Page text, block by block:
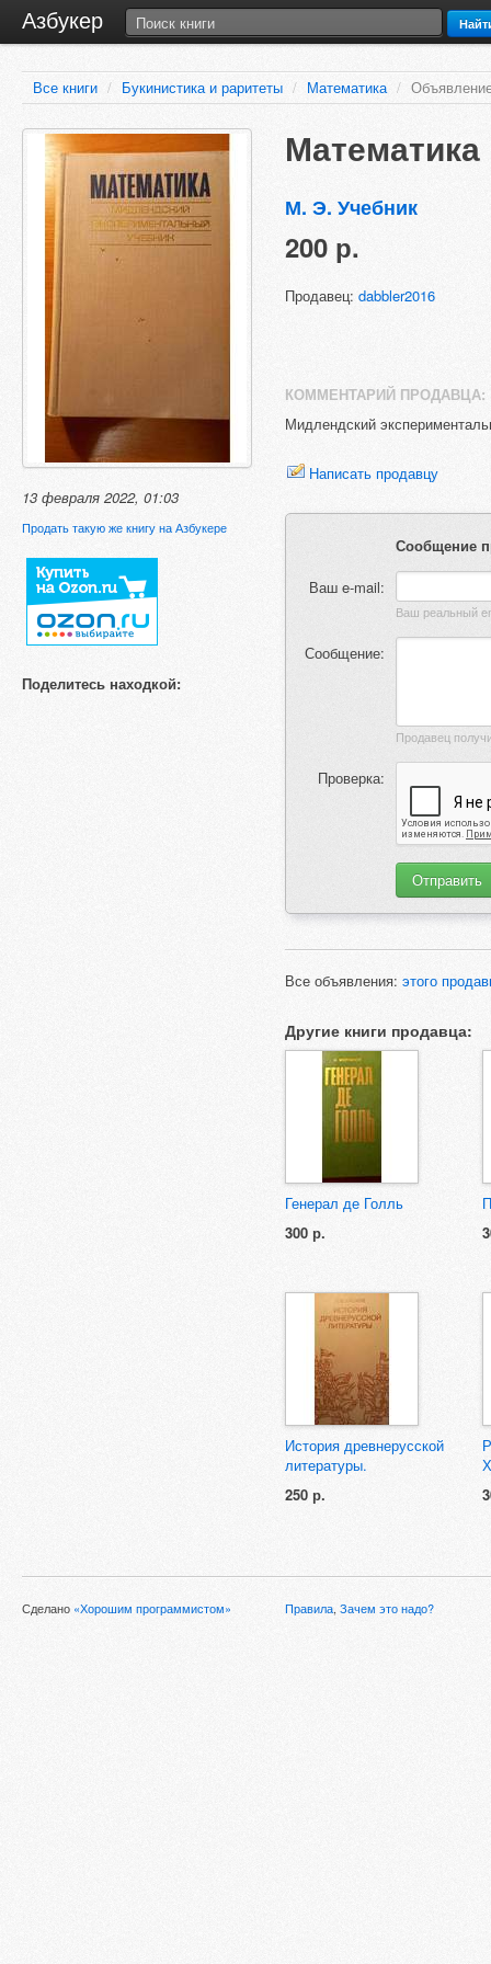
Азбукер
Все книги / Букинистика и раритеты / Математика /
13 февраля 2022, 01:03
Продать такую же книгу на Азбукере
Поделитесь находкой:
Математика
М. Э. Учебник
200 р.
Продавец: dabbler2016
КОММЕНТАРИЙ ПРОДАВЦА:
Мидлендский
Написать продавцу
Сообщение
Ваш e-mail:
Сообщение:
Проверка:
Все объявления: этого
Другие книги продавца:
Генерал де Голль
300 р.
История древнерусской
литературы.
250 р.
Сделано «Хорошим программистом» Правила, Зачем это надо?